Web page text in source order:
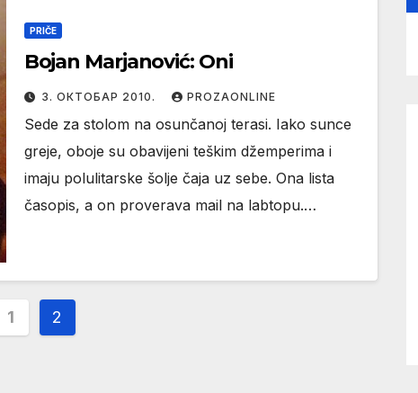
PRIČE
Bojan Marjanović: Oni
3. ОКТОБАР 2010. PROZAONLINE
Sede za stolom na osunčanoj terasi. Iako sunce
greje, oboje su obavijeni teškim džemperima i
imaju polulitarske šolje čaja uz sebe. Ona lista
časopis, a on proverava mail na labtopu.…
1 2